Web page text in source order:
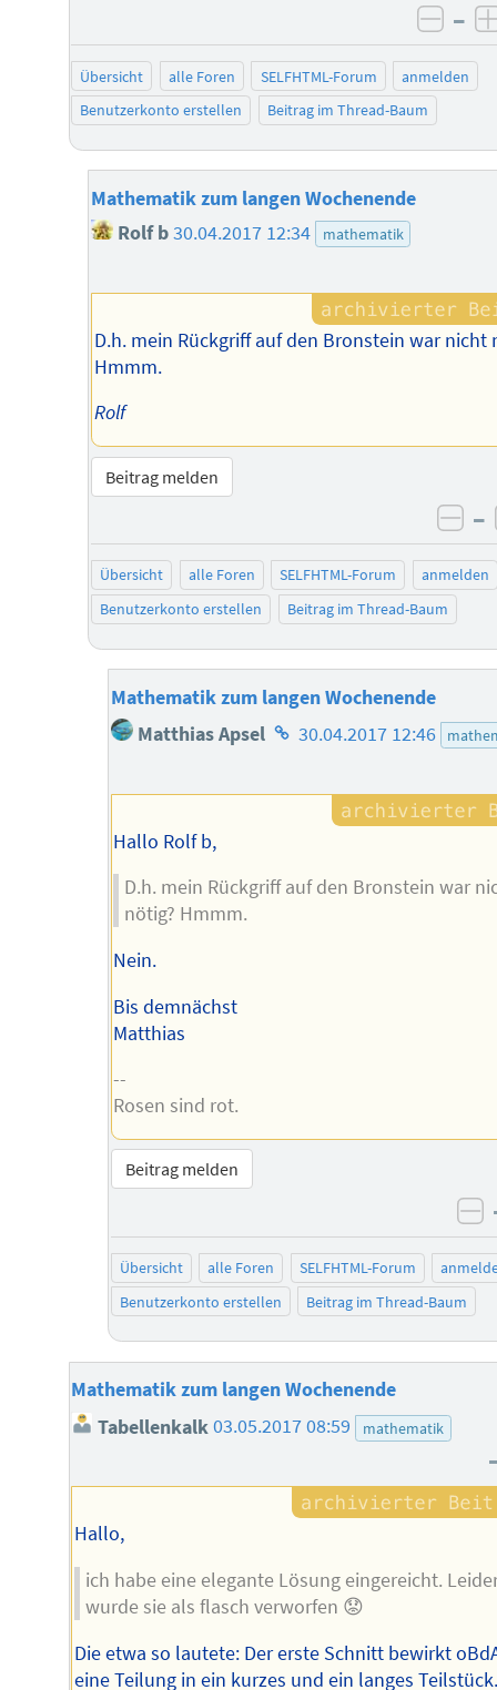
–
Übersicht alle Foren SELFHTML-Forum
anmelden
Benutzerkonto erstellen
Beitrag im Thread-Baum
Mathematik zum langen Wochenende
Rolf b30.04.2017 12:34 mathematik
D.h. mein Rückgriff auf den Bronstein war nicht
Hmmm.
Rolf
Beitrag melden
–
Übersicht alle Foren SELFHTML-Forum
anmelden
Benutzerkonto erstellen
Beitrag im Thread-Baum
Mathematik zum langen Wochenende
Matthias Apsel Homepage
Autors
30.04.2017 12:46
Hallo Rolf b,
D.h. mein Rückgriff auf den Bronstein war
nötig? Hmmm.
Nein.
Bis demnächst
Matthias
--
Rosen sind rot.
Beitrag melden
Übersicht alle Foren SELFHTML-Forum
Benutzerkonto erstellen
Beitrag im Thread-Baum
Mathematik zum langen Wochenende
Tabellenkalk03.05.2017 08:59 mathematik
Hallo,
ich habe eine elegante Lösung eingereicht.
wurde sie als flasch verworfen 😟
Die etwa so lautete: Der erste Schnitt bewirkt
eine Teilung in ein kurzes und ein langes